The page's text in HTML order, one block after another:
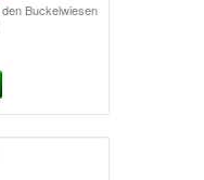
Buckelwiesen